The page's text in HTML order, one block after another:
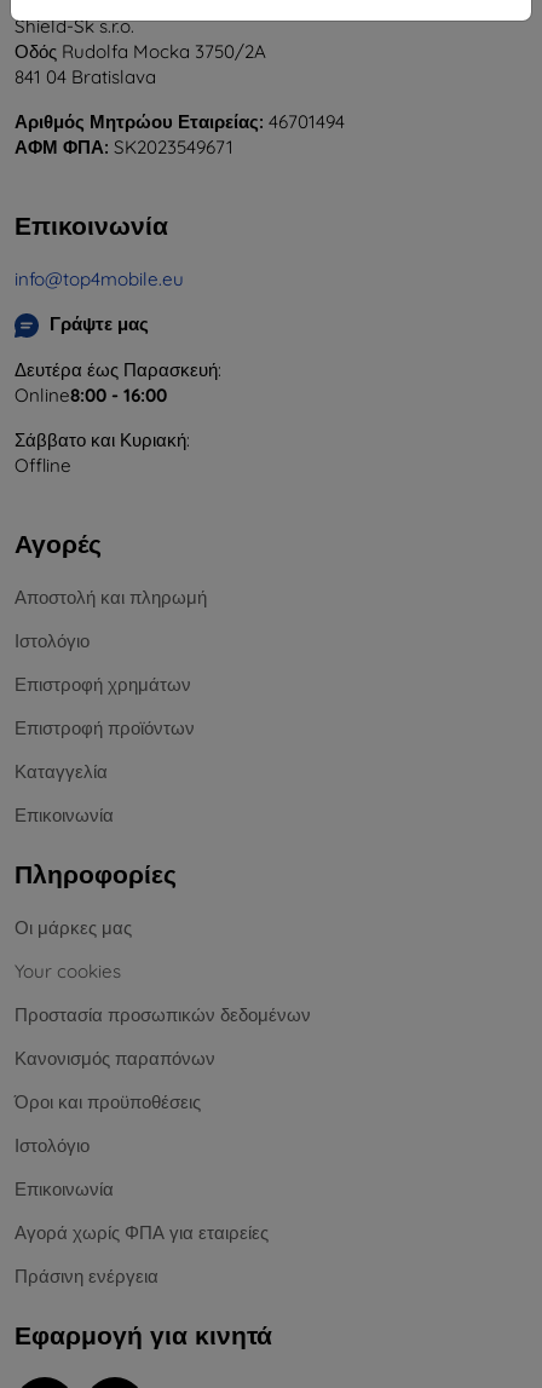
Shield-Sk s.r.o.
Οδός Rudolfa Mocka 3750/2A
841 04 Bratislava
Αριθμός Μητρώου Εταιρείας: 46701494
ΑΦΜ ΦΠΑ: SK2023549671
Επικοινωνία
info@top4mobile.eu
Γράψτε μας
Δευτέρα έως Παρασκευή:
Online8:00 - 16:00
Σάββατο και Κυριακή:
Offline
Αγορές
Αποστολή και πληρωμή
Ιστολόγιο
Επιστροφή χρημάτων
Επιστροφή προϊόντων
Καταγγελία
Επικοινωνία
Πληροφορίες
Οι μάρκες μας
Your cookies
Προστασία προσωπικών δεδομένων
Κανονισμός παραπόνων
Όροι και προϋποθέσεις
Ιστολόγιο
Επικοινωνία
Αγορά χωρίς ΦΠΑ για εταιρείες
Πράσινη ενέργεια
Εφαρμογή για κινητά